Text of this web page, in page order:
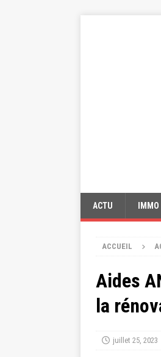
ACTU IMMO
ACCUEIL
Aides
la
juillet 25, 2023